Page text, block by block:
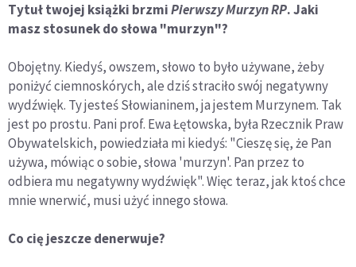
Tytuł twojej książki brzmiPierwszy Murzyn RP. Jaki
masz stosunek do słowa "murzyn"?
Obojętny. Kiedyś, owszem, słowo to było używane, żeby
poniżyć ciemnoskórych, ale dziś straciło swój negatywny
wydźwięk. Ty jesteś Słowianinem, ja jestem Murzynem. Tak
jest po prostu. Pani prof. Ewa Łętowska, była Rzecznik Praw
Obywatelskich, powiedziała mi kiedyś: "Cieszę się, że Pan
używa, mówiąc o sobie, słowa 'murzyn'. Pan przez to
odbiera mu negatywny wydźwięk". Więc teraz, jak ktoś chce
mnie wnerwić, musi użyć innego słowa.
Co cię jeszcze denerwuje?